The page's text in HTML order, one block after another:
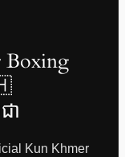
Boxing
ា
Kun Khmer